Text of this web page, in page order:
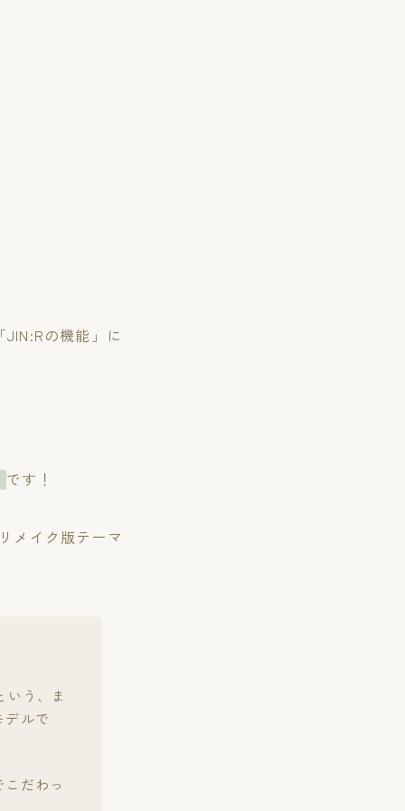
の機能」に
です！
メイク版テーマ
いう、ま
デルで
だわっ